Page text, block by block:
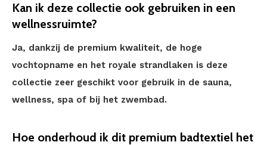
Kan ik deze collectie ook gebruiken in een
wellnessruimte?
Ja, dankzij de premium kwaliteit, de hoge
vochtopname en het royale strandlaken is deze
collectie zeer geschikt voor gebruik in de sauna,
wellness, spa of bij het zwembad.
Hoe onderhoud ik dit premium badtextiel het